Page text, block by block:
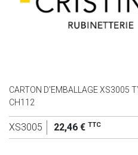
CARTON D'EMBALLAGE XS3005
CH112
XS3005 22,46 € TTC